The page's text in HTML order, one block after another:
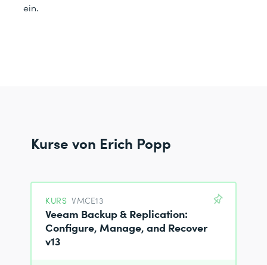
ein.
Kurse von Erich Popp
KURS VMCE13
Veeam Backup & Replication:
Configure, Manage, and Recover
v13